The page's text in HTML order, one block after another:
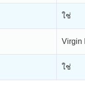
ใช่
Virgin
ใช่